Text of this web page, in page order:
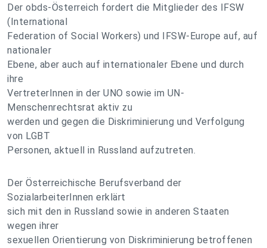
Der obds-Österreich fordert die Mitglieder des IFSW
(International
Federation of Social Workers) und IFSW-Europe auf, auf
nationaler
Ebene, aber auch auf internationaler Ebene und durch
ihre
VertreterInnen in der UNO sowie im UN-
Menschenrechtsrat aktiv zu
werden und gegen die Diskriminierung und Verfolgung
von LGBT
Personen, aktuell in Russland aufzutreten.
Der Österreichische Berufsverband der
SozialarbeiterInnen erklärt
sich mit den in Russland sowie in anderen Staaten
wegen ihrer
sexuellen Orientierung von Diskriminierung betroffenen